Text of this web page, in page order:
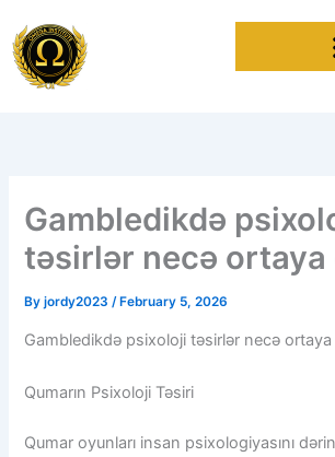
to
content
Gambledikdə
təsirlər necə ortaya
Byjordy2023 /February 5, 2026
Gambledikdə psixoloji təsirlər necə ortaya
Qumarın Psixoloji Təsiri
Qumar oyunları insan psixologiyasını